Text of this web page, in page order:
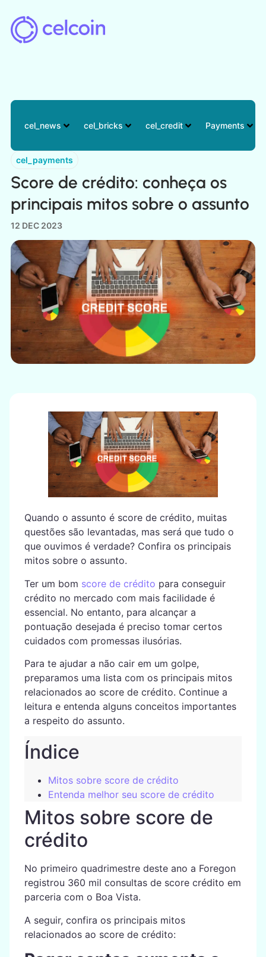
cel_news cel_bricks cel_credit Payments
cel_payments
Score de crédito: conheça os
principais mitos sobre o assunto
12 DEC 2023
Quando o assunto é score de crédito, muitas
questões são levantadas, mas será que tudo o
que ouvimos é verdade? Confira os principais
mitos sobre o assunto.
Ter um bom score de crédito para conseguir
crédito no mercado com mais facilidade é
essencial. No entanto, para alcançar a
pontuação desejada é preciso tomar certos
cuidados com promessas ilusórias.
Para te ajudar a não cair em um golpe,
preparamos uma lista com os principais mitos
relacionados ao score de crédito. Continue a
leitura e entenda alguns conceitos importantes
a respeito do assunto.
Índice
Mitos sobre score de crédito
Entenda melhor seu score de crédito
Mitos sobre score de
crédito
No primeiro quadrimestre deste ano a Foregon
registrou 360 mil consultas de score crédito em
parceria com o Boa Vista.
A seguir, confira os principais mitos
relacionados ao score de crédito: